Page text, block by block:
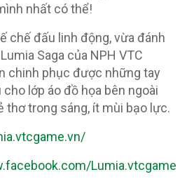
nhất có thể!
chế đấu linh động, vừa đánh
Saga của NPH VTC
chinh phục được những tay
lớp áo đồ họa bên ngoài
thơ trong sáng, ít mùi bạo lực.
Lumia.vtcgame